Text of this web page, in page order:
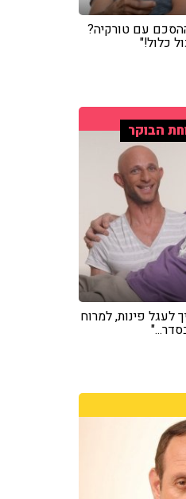
עם טורקיה?
כלול!"
הבוקר
לעגל פינות, למרוח